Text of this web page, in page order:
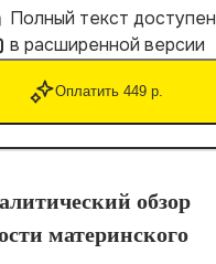
Полный текст доступен
в расширенной версии
Оплатить 449 р.
обзор
материнского